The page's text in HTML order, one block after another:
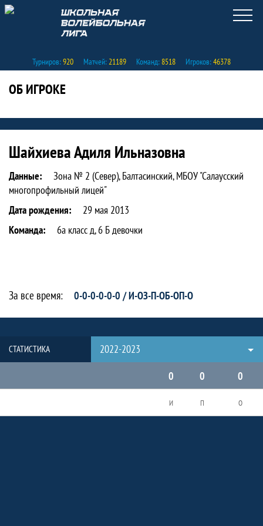
Турниров:920 Матчей:21189 Команд:8518 Игроков:46378
ОБ ИГРОКЕ
Статистика игрока Шайхиева Адиля
Шайхиева Адиля Ильназовна
Данные:
Зона № 2 (Север), Балтасинский, МБОУ "Салаусский
многопрофильный лицей"
Дата рождения:
29 мая 2013
Команда:
6а класс д, 6 Б девочки
За все время: 0-0-0-0-0-0 / И-ОЗ-П-ОБ-ОП-О
СТАТИСТИКА
2022-2023
0
0 0
И П О